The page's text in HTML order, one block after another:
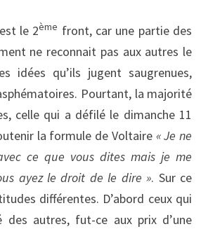
le 2ème front, car une partie des
ne reconnait pas aux autres le
idées qu’ils jugent saugrenues,
Pourtant, la majorité
celle qui a défilé le dimanche 11
la formule de Voltaire « Je ne
ce que vous dites mais je me
ayez le droit de le dire ». Sur ce
différentes. D’abord ceux qui
des autres, fut-ce aux prix d’une